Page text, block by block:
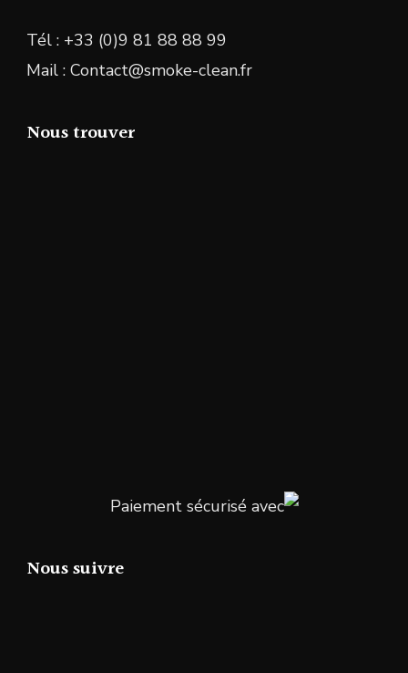
Tél : +33 (0)9 81 88 88 99
Mail : Contact@smoke-clean.fr
Nous trouver
Paiement sécurisé avec
Nous suivre